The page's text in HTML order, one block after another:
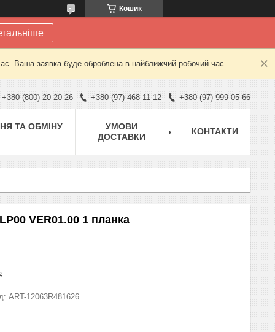
Кошик
Ваша заявка буде оброблена в найближчий робочий час.
+380 (800) 20-20-26 +380 (97) 468-11-12 +380 (97) 999-05-66
ТА ОБМІНУ
УМОВИ
ДОСТАВКИ
КОНТАКТИ
VER01.00 1 планка
ART-12063R481626